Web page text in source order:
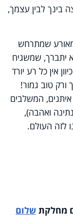
בינך לבין עצמך,
שמתרחש
יתברך, שמשגיח
אין כל רע יורד
ורק טוב גמור!
איתנים, המשלבים
ואהבה),
לזה העולם.
מחלקת שלום